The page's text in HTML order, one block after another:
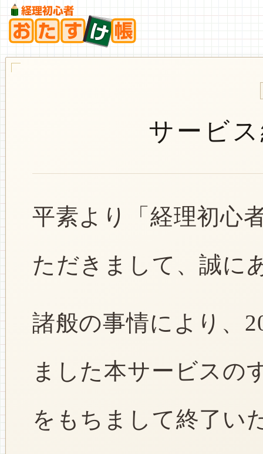
サービ
平素より「経理初心
ただきまして、誠に
諸般の事情により、
ました本サービスの
をもちまして終了い